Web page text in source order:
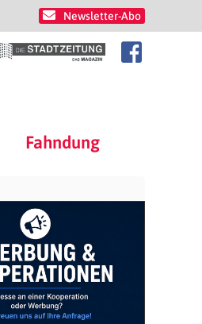
Newsletter-Abo
Fahndung